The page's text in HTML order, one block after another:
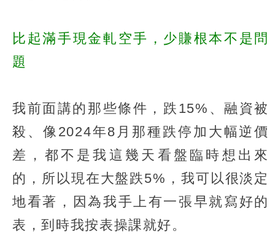
比起滿手現金軋空手，少賺根本不是問
題
我前面講的那些條件，跌15%、融資被
殺、像2024年8月那種跌停加大幅逆價
差，都不是我這幾天看盤臨時想出來
的，所以現在大盤跌5%，我可以很淡定
地看著，因為我手上有一張早就寫好的
表，到時我按表操課就好。